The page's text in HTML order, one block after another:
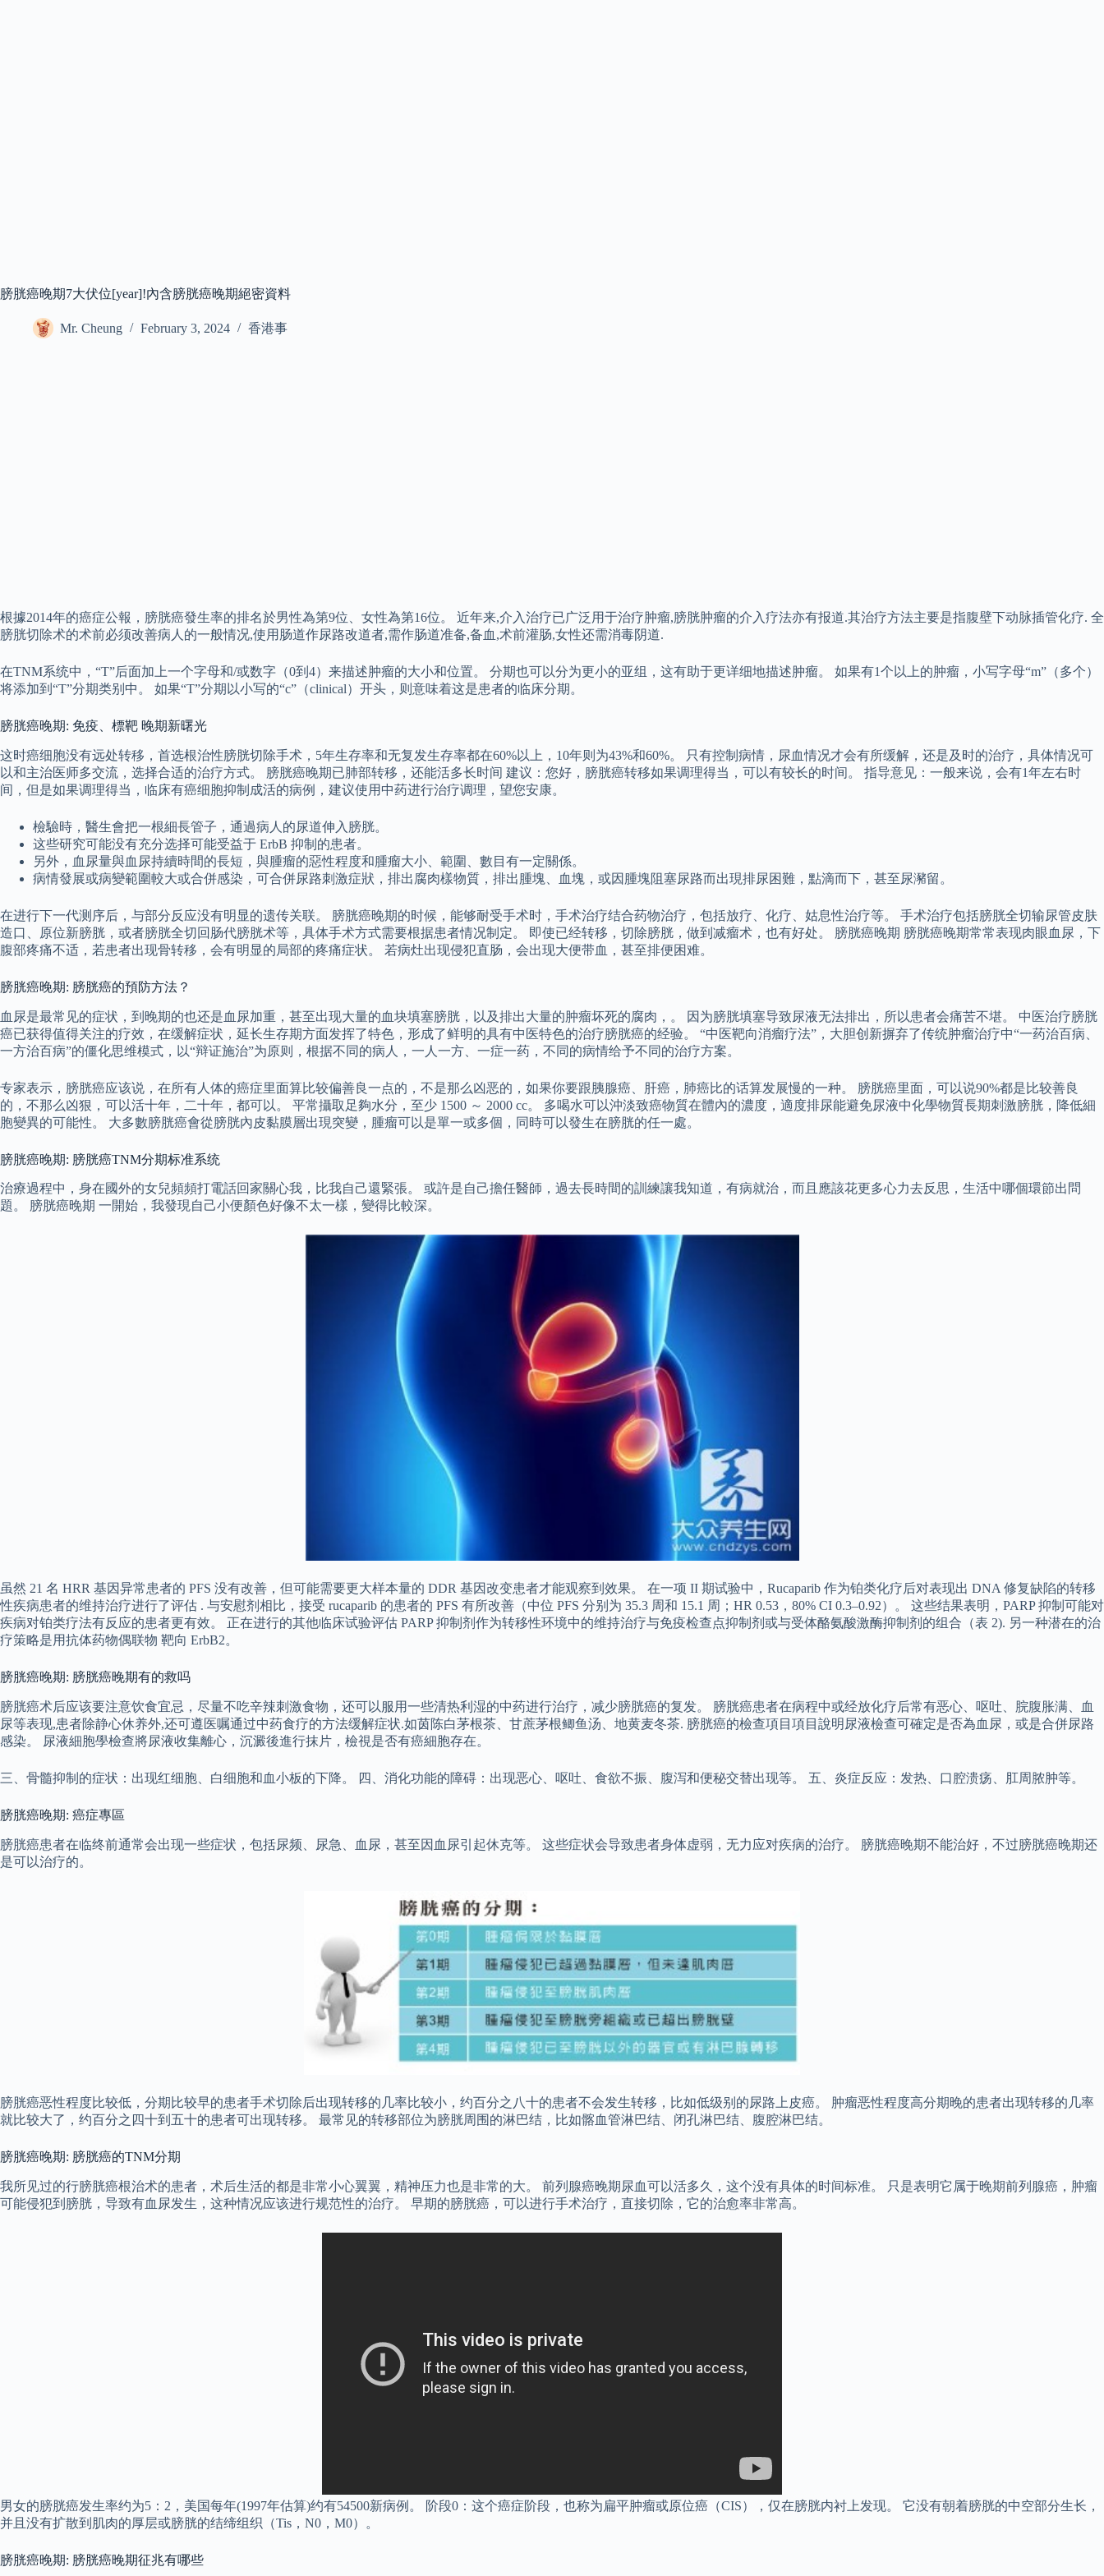
膀胱癌晚期7大伏位[year]!內含膀胱癌晚期絕密資料
Mr. Cheung February 3, 2024 香港事
根據2014年的癌症公報，膀胱癌發生率的排名於男性為第9位、女性為第16位。 近年来,介入治疗已广泛用于治疗肿瘤,膀胱肿瘤的介入疗法亦有报道.其治疗方法主要是指腹壁下动脉插管化疗. 全
膀胱切除术的术前必须改善病人的一般情况,使用肠道作尿路改道者,需作肠道准备,备血,术前灌肠,女性还需消毒阴道.
在TNM系统中，“T”后面加上一个字母和/或数字（0到4）来描述肿瘤的大小和位置。 分期也可以分为更小的亚组，这有助于更详细地描述肿瘤。 如果有1个以上的肿瘤，小写字母“m”（多个）
将添加到“T”分期类别中。 如果“T”分期以小写的“c”（clinical）开头，则意味着这是患者的临床分期。
膀胱癌晚期: 免疫、標靶 晚期新曙光
这时癌细胞没有远处转移，首选根治性膀胱切除手术，5年生存率和无复发生存率都在60%以上，10年则为43%和60%。 只有控制病情，尿血情况才会有所缓解，还是及时的治疗，具体情况可
以和主治医师多交流，选择合适的治疗方式。 膀胱癌晚期已肺部转移，还能活多长时间 建议：您好，膀胱癌转移如果调理得当，可以有较长的时间。 指导意见：一般来说，会有1年左右时
间，但是如果调理得当，临床有癌细胞抑制成活的病例，建议使用中药进行治疗调理，望您安康。
檢驗時，醫生會把一根細長管子，通過病人的尿道伸入膀胱。
这些研究可能没有充分选择可能受益于 ErbB 抑制的患者。
另外，血尿量與血尿持續時間的長短，與腫瘤的惡性程度和腫瘤大小、範圍、數目有一定關係。
病情發展或病變範圍較大或合併感染，可合併尿路刺激症狀，排出腐肉樣物質，排出腫塊、血塊，或因腫塊阻塞尿路而出現排尿困難，點滴而下，甚至尿瀦留。
在进行下一代测序后，与部分反应没有明显的遗传关联。 膀胱癌晚期的时候，能够耐受手术时，手术治疗结合药物治疗，包括放疗、化疗、姑息性治疗等。 手术治疗包括膀胱全切输尿管皮肤
造口、原位新膀胱，或者膀胱全切回肠代膀胱术等，具体手术方式需要根据患者情况制定。 即使已经转移，切除膀胱，做到减瘤术，也有好处。 膀胱癌晚期 膀胱癌晚期常常表现肉眼血尿，下
腹部疼痛不适，若患者出现骨转移，会有明显的局部的疼痛症状。 若病灶出现侵犯直肠，会出现大便带血，甚至排便困难。
膀胱癌晚期: 膀胱癌的預防方法？
血尿是最常见的症状，到晚期的也还是血尿加重，甚至出现大量的血块填塞膀胱，以及排出大量的肿瘤坏死的腐肉，。 因为膀胱填塞导致尿液无法排出，所以患者会痛苦不堪。 中医治疗膀胱
癌已获得值得关注的疗效，在缓解症状，延长生存期方面发挥了特色，形成了鲜明的具有中医特色的治疗膀胱癌的经验。 “中医靶向消瘤疗法”，大胆创新摒弃了传统肿瘤治疗中“一药治百病、
一方治百病”的僵化思维模式，以“辩证施治”为原则，根据不同的病人，一人一方、一症一药，不同的病情给予不同的治疗方案。
专家表示，膀胱癌应该说，在所有人体的癌症里面算比较偏善良一点的，不是那么凶恶的，如果你要跟胰腺癌、肝癌，肺癌比的话算发展慢的一种。 膀胱癌里面，可以说90%都是比较善良
的，不那么凶狠，可以活十年，二十年，都可以。 平常攝取足夠水分，至少 1500 ～ 2000 cc。 多喝水可以沖淡致癌物質在體內的濃度，適度排尿能避免尿液中化學物質長期刺激膀胱，降低細
胞變異的可能性。 大多數膀胱癌會從膀胱內皮黏膜層出現突變，腫瘤可以是單一或多個，同時可以發生在膀胱的任一處。
膀胱癌晚期: 膀胱癌TNM分期标准系统
治療過程中，身在國外的女兒頻頻打電話回家關心我，比我自己還緊張。 或許是自己擔任醫師，過去長時間的訓練讓我知道，有病就治，而且應該花更多心力去反思，生活中哪個環節出問
題。 膀胱癌晚期 一開始，我發現自己小便顏色好像不太一樣，變得比較深。
虽然 21 名 HRR 基因异常患者的 PFS 没有改善，但可能需要更大样本量的 DDR 基因改变患者才能观察到效果。 在一项 II 期试验中，Rucaparib 作为铂类化疗后对表现出 DNA 修复缺陷的转移
性疾病患者的维持治疗进行了评估 . 与安慰剂相比，接受 rucaparib 的患者的 PFS 有所改善（中位 PFS 分别为 35.3 周和 15.1 周；HR 0.53，80% CI 0.3–0.92）。 这些结果表明，PARP 抑制可能对
疾病对铂类疗法有反应的患者更有效。 正在进行的其他临床试验评估 PARP 抑制剂作为转移性环境中的维持治疗与免疫检查点抑制剂或与受体酪氨酸激酶抑制剂的组合（表 2). 另一种潜在的治
疗策略是用抗体药物偶联物 靶向 ErbB2。
膀胱癌晚期: 膀胱癌晚期有的救吗
膀胱癌术后应该要注意饮食宜忌，尽量不吃辛辣刺激食物，还可以服用一些清热利湿的中药进行治疗，减少膀胱癌的复发。 膀胱癌患者在病程中或经放化疗后常有恶心、呕吐、脘腹胀满、血
尿等表现,患者除静心休养外,还可遵医嘱通过中药食疗的方法缓解症状.如茵陈白茅根茶、甘蔗茅根鲫鱼汤、地黄麦冬茶. 膀胱癌的檢查項目項目說明尿液檢查可確定是否為血尿，或是合併尿路
感染。 尿液細胞學檢查將尿液收集離心，沉澱後進行抹片，檢視是否有癌細胞存在。
三、骨髓抑制的症状：出现红细胞、白细胞和血小板的下降。 四、消化功能的障碍：出现恶心、呕吐、食欲不振、腹泻和便秘交替出现等。 五、炎症反应：发热、口腔溃疡、肛周脓肿等。
膀胱癌晚期: 癌症專區
膀胱癌患者在临终前通常会出现一些症状，包括尿频、尿急、血尿，甚至因血尿引起休克等。 这些症状会导致患者身体虚弱，无力应对疾病的治疗。 膀胱癌晚期不能治好，不过膀胱癌晚期还
是可以治疗的。
膀胱癌恶性程度比较低，分期比较早的患者手术切除后出现转移的几率比较小，约百分之八十的患者不会发生转移，比如低级别的尿路上皮癌。 肿瘤恶性程度高分期晚的患者出现转移的几率
就比较大了，约百分之四十到五十的患者可出现转移。 最常见的转移部位为膀胱周围的淋巴结，比如髂血管淋巴结、闭孔淋巴结、腹腔淋巴结。
膀胱癌晚期: 膀胱癌的TNM分期
我所见过的行膀胱癌根治术的患者，术后生活的都是非常小心翼翼，精神压力也是非常的大。 前列腺癌晚期尿血可以活多久，这个没有具体的时间标准。 只是表明它属于晚期前列腺癌，肿瘤
可能侵犯到膀胱，导致有血尿发生，这种情况应该进行规范性的治疗。 早期的膀胱癌，可以进行手术治疗，直接切除，它的治愈率非常高。
男女的膀胱癌发生率约为5：2，美国每年(1997年估算)约有54500新病例。 阶段0：这个癌症阶段，也称为扁平肿瘤或原位癌（CIS），仅在膀胱内衬上发现。 它没有朝着膀胱的中空部分生长，
并且没有扩散到肌肉的厚层或膀胱的结缔组织（Tis，N0，M0）。
膀胱癌晚期: 膀胱癌晚期征兆有哪些